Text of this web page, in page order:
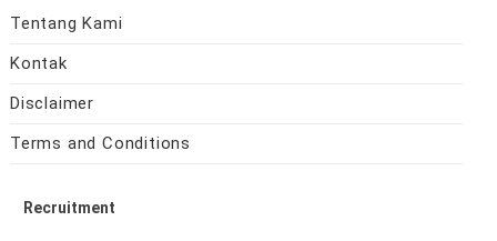
Tentang Kami
Kontak
Disclaimer
Terms and Conditions
Recruitment